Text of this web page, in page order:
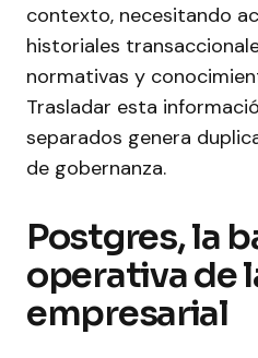
contexto, necesitando
historiales
normativas y
Trasladar esta
separados genera
de gobernanza.
Postgres, la
operativa de
empresarial